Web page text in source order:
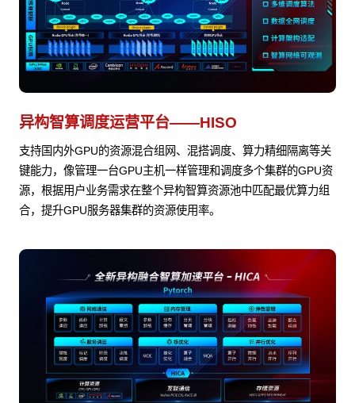
异构智算调度运营平台——HISO
支持国内外GPU的资源混合组网、混搭调度、算力精细隔离等关
键能力，像管理一台GPU主机一样管理和调度多个集群的GPU资
源，根据用户业务需求在整个异构智算资源池中匹配最优算力组
合，提升GPU服务器集群的资源使用率。